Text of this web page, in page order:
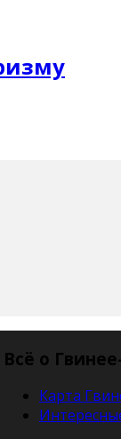
Всё о
Карта